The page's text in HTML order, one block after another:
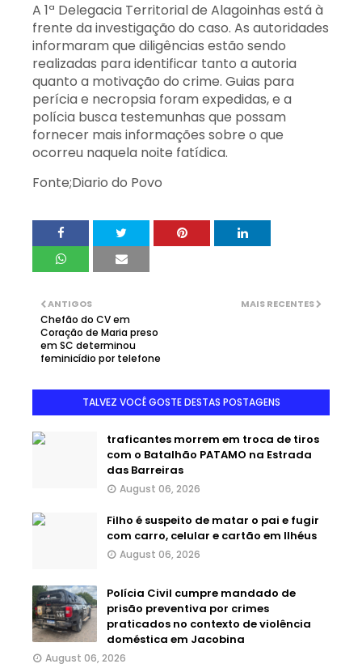
A 1ª Delegacia Territorial de Alagoinhas está à
frente da investigação do caso. As autoridades
informaram que diligências estão sendo
realizadas para identificar tanto a autoria
quanto a motivação do crime. Guias para
perícia e necropsia foram expedidas, e a
polícia busca testemunhas que possam
fornecer mais informações sobre o que
ocorreu naquela noite fatídica.
Fonte;Diario do Povo
MAIS RECENTES
ANTIGOS
Chefão do CV em
Coração de Maria preso
em SC determinou
feminicídio por telefone
TALVEZ VOCÊ GOSTE DESTAS POSTAGENS
traficantes morrem em troca de tiros
com o Batalhão PATAMO na Estrada
das Barreiras
August 06, 2026
Filho é suspeito de matar o pai e fugir
com carro, celular e cartão em Ilhéus
August 06, 2026
Polícia Civil cumpre mandado de
prisão preventiva por crimes
praticados no contexto de violência
doméstica em Jacobina
August 06, 2026